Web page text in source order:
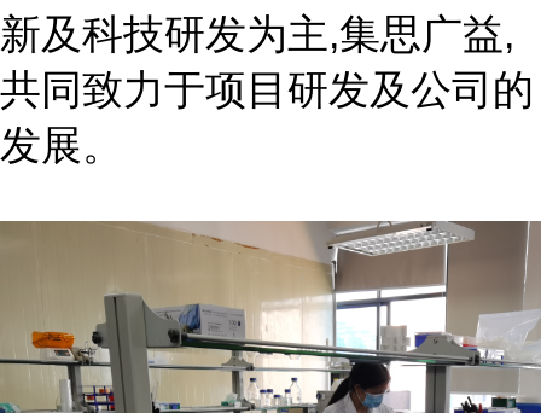
新及科技研发为主,集思广益,
共同致力于项目研发及公司的
发展。